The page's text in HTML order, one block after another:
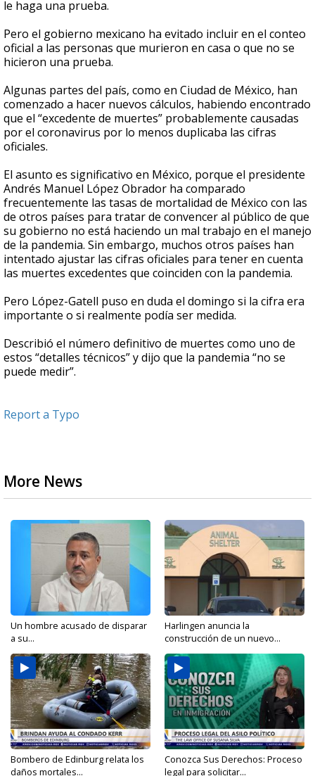
le haga una prueba.
Pero el gobierno mexicano ha evitado incluir en el conteo
oficial a las personas que murieron en casa o que no se
hicieron una prueba.
Algunas partes del país, como en Ciudad de México, han
comenzado a hacer nuevos cálculos, habiendo encontrado
que el “excedente de muertes” probablemente causadas
por el coronavirus por lo menos duplicaba las cifras
oficiales.
El asunto es significativo en México, porque el presidente
Andrés Manuel López Obrador ha comparado
frecuentemente las tasas de mortalidad de México con las
de otros países para tratar de convencer al público de que
su gobierno no está haciendo un mal trabajo en el manejo
de la pandemia. Sin embargo, muchos otros países han
intentado ajustar las cifras oficiales para tener en cuenta
las muertes excedentes que coinciden con la pandemia.
Pero López-Gatell puso en duda el domingo si la cifra era
importante o si realmente podía ser medida.
Describió el número definitivo de muertes como uno de
estos “detalles técnicos” y dijo que la pandemia “no se
puede medir”.
Report a Typo
More News
Un hombre acusado de disparar
a su...
Harlingen anuncia la
construcción de un nuevo...
Bombero de Edinburg relata los
daños mortales...
Conozca Sus Derechos: Proceso
legal para solicitar...